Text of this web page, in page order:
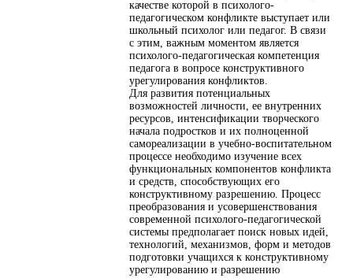
качестве которой в психолого-
педагогическом конфликте выступает или
школьный психолог или педагог. В связи
с этим, важным моментом является
психолого-педагогическая компетенция
педагога в вопросе конструктивного
урегулирования конфликтов.
Для развития потенциальных
возможностей личности, ее внутренних
ресурсов, интенсификации творческого
начала подростков и их полноценной
самореализации в учебно-воспитательном
процессе необходимо изучение всех
функциональных компонентов конфликта
и средств, способствующих его
конструктивному разрешению. Процесс
преобразования и усовершенствования
современной психолого-педагогической
системы предполагает поиск новых идей,
технологий, механизмов, форм и методов
подготовки учащихся к конструктивному
урегулированию и разрешению